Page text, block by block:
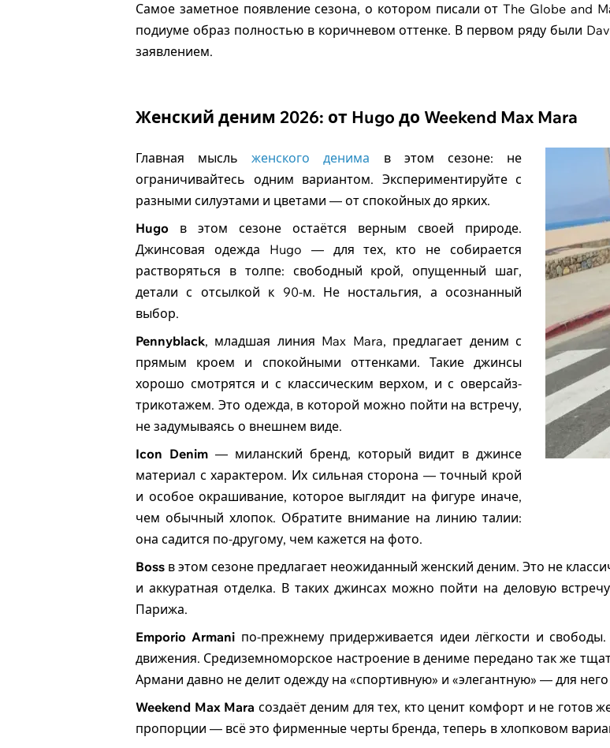
Самое заметное появление сезона, о котором писали от The Globe and
подиуме образ полностью в коричневом оттенке. В первом ряду были
заявлением.
Женский деним 2026: от Hugo до Weekend Max Mara
Главная мысльженского денима в этом сезоне: не
ограничивайтесь одним вариантом. Экспериментируйте с
разными силуэтами и цветами — от спокойных до ярких.
Hugo в этом сезоне остаётся верным своей природе.
Джинсовая одежда Hugo — для тех, кто не собирается
растворяться в толпе: свободный крой, опущенный шаг,
детали с отсылкой к 90-м. Не ностальгия, а осознанный
выбор.
Pennyblack, младшая линия Max Mara, предлагает деним с
прямым кроем и спокойными оттенками. Такие джинсы
хорошо смотрятся и с классическим верхом, и с оверсайз-
трикотажем. Это одежда, в которой можно пойти на встречу,
не задумываясь о внешнем виде.
Icon Denim — миланский бренд, который видит в джинсе
материал с характером. Их сильная сторона — точный крой
и особое окрашивание, которое выглядит на фигуре иначе,
чем обычный хлопок. Обратите внимание на линию талии:
она садится по-другому, чем кажется на фото.
Boss в этом сезоне предлагает неожиданный женский деним. Это не
и аккуратная отделка. В таких джинсах можно пойти на деловую
Парижа.
Emporio Armani по-прежнему придерживается идеи лёгкости и
движения. Средиземноморское настроение в дениме передано так же
Армани давно не делит одежду на «спортивную» и «элегантную» — для него
Weekend Max Mara создаёт деним для тех, кто ценит комфорт и не готов
пропорции — всё это фирменные черты бренда, теперь в хлопковом